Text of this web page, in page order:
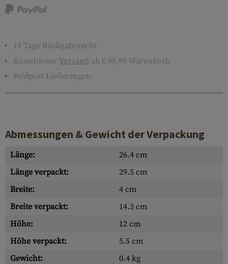
14 Tage Rückgaberecht
Kostenloser Versand ab € 99,90 Warenkorb
Feldpost Lieferungen
Abmessungen & Gewicht der Verpackung
Länge:
26.4 cm
Länge verpackt:
29.5 cm
Breite:
4 cm
Breite verpackt:
14.3 cm
Höhe:
12 cm
Höhe verpackt:
5.5 cm
Gewicht:
0.4 kg